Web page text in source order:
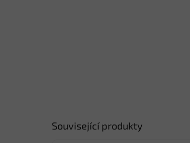
Související produkty